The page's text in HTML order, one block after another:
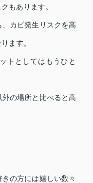
もあります。
カビ発生リスクを高
ます。
トとしてはもうひと
の場所と比べると高
の方には嬉しい数々